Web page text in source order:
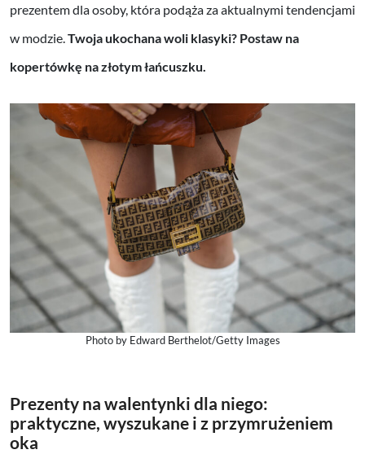
prezentem dla osoby, która podąża za aktualnymi tendencjami
w modzie.Twoja ukochana woli klasyki? Postaw na
kopertówkę na złotym łańcuszku.
Photo by Edward Berthelot/Getty Images
Prezenty na walentynki dla niego:
praktyczne, wyszukane i z przymrużeniem
oka